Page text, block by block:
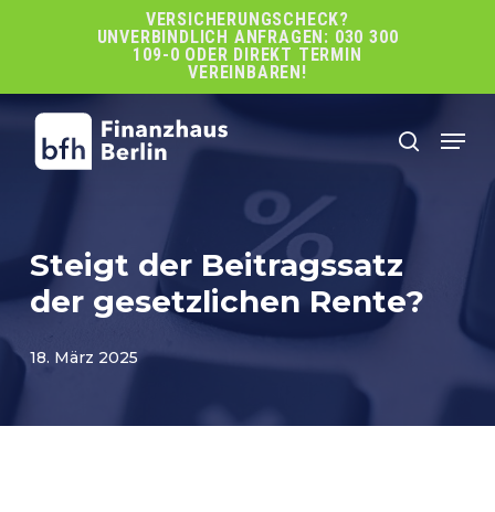
content
VERSICHERUNGSCHECK?
UNVERBINDLICH ANFRAGEN: 030 300
109-0 ODER DIREKT TERMIN
VEREINBAREN!
search
Steigt der Beitragssatz
der gesetzlichen Rente?
18. März 2025